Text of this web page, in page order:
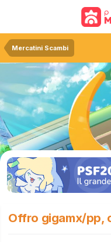
Mercatini Scambi
Offro gigamx/pp,